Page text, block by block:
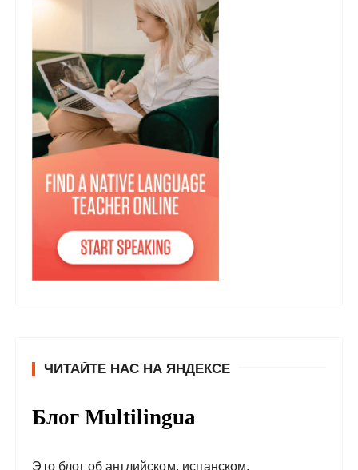
ЧИТАЙТЕ НАС НА ЯНДЕКСЕ
Блог Multilingua
Это блог об английском, испанском,